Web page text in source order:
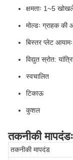
क्षमताः 1~5
मोल्डः ग्राहक
बिस्तर प्लेट
विद्युत स्रोत:
स्वचालित
टिकाऊ
कुशल
तकनीकी मापदंडः
तकनीकी मापदंड